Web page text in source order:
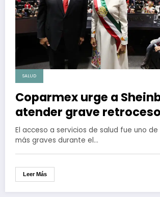
SALUD
Coparmex urge a
atender grave
acceso a la salud
El acceso a servicios de salud fue uno
más graves durante el…
Leer Más